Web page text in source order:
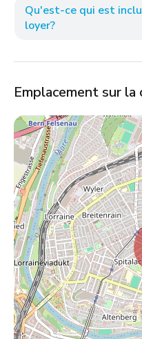
Qu'est-ce qui est
loyer?
Emplacement sur la